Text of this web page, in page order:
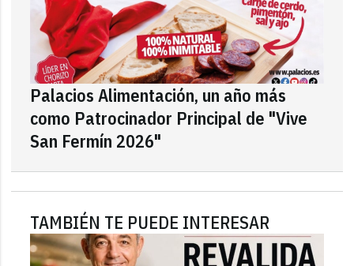
Palacios Alimentación, un año más
como Patrocinador Principal de "Vive
San Fermín 2026"
TAMBIÉN TE PUEDE INTERESAR